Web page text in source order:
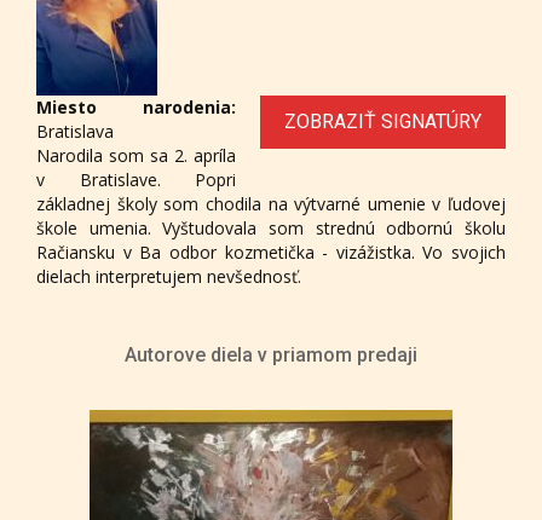
ZOBRAZIŤ SIGNATÚRY
Miesto narodenia:
Bratislava
Narodila som sa 2. apríla
v Bratislave. Popri
základnej školy som chodila na výtvarné umenie v ľudovej
škole umenia. Vyštudovala som strednú odbornú školu
Račiansku v Ba odbor kozmetička - vizážistka. Vo svojich
dielach interpretujem nevšednosť.
Autorove diela v priamom predaji